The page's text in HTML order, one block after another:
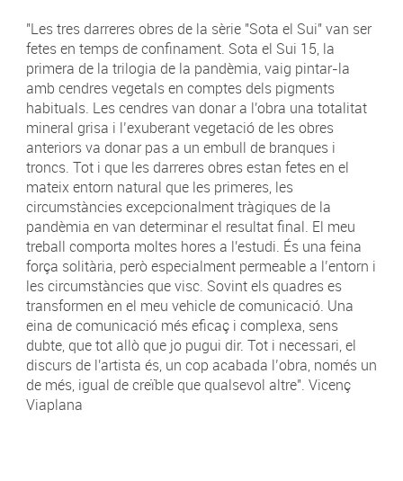
"Les tres darreres obres de la sèrie "Sota el Sui" van ser
fetes en temps de confinament. Sota el Sui 15, la
primera de la trilogia de la pandèmia, vaig pintar-la
amb cendres vegetals en comptes dels pigments
habituals. Les cendres van donar a l'obra una totalitat
mineral grisa i l’exuberant vegetació de les obres
anteriors va donar pas a un embull de branques i
troncs. Tot i que les darreres obres estan fetes en el
mateix entorn natural que les primeres, les
circumstàncies excepcionalment tràgiques de la
pandèmia en van determinar el resultat final. El meu
treball comporta moltes hores a l'estudi. És una feina
força solitària, però especialment permeable a l’entorn i
les circumstàncies que visc. Sovint els quadres es
transformen en el meu vehicle de comunicació. Una
eina de comunicació més eficaç i complexa, sens
dubte, que tot allò que jo pugui dir. Tot i necessari, el
discurs de l'artista és, un cop acabada l’obra, només un
de més, igual de creïble que qualsevol altre". Vicenç
Viaplana